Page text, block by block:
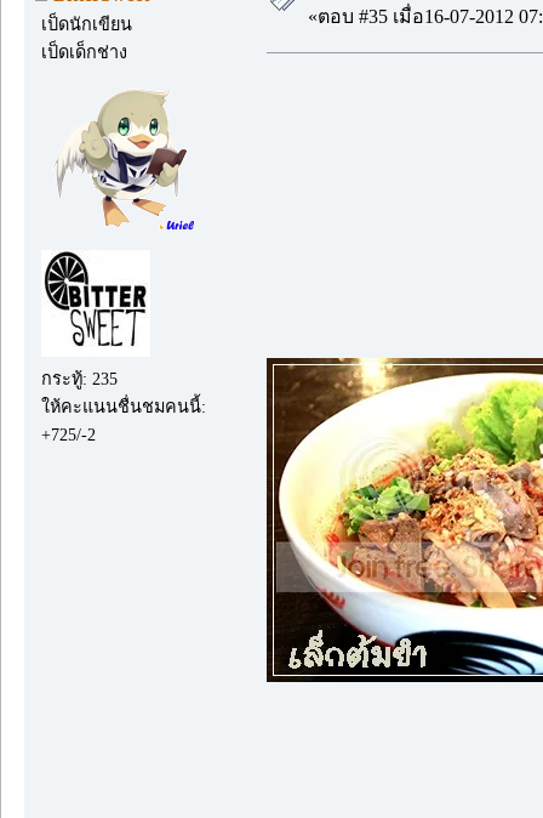
เป็ดนักเขียน
เป็ดเด็กช่าง
กระทู้: 235
ให้คะแนนชื่นชมคนนี้:
+725/-2
«ตอบ #35 เมื่อ16-07-2012